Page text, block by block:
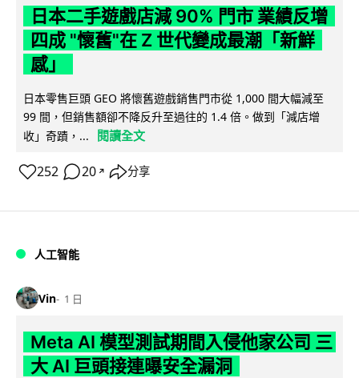
日本二手遊戲店減 90% 門市 業績反增
四成 "懷舊"在 Z 世代變成最潮「新鮮
感」
日本零售巨頭 GEO 將懷舊遊戲銷售門市從 1,000 間大幅減至
99 間，但銷售額卻不降反升至過往的 1.4 倍。做到「減店增
收」奇蹟，...
閱讀全文
252 20 ↗ 分享
人工智能
Vin 1 日
Meta AI 模型測試期間入侵他家公司 三
大 AI 巨頭接連曝安全漏洞